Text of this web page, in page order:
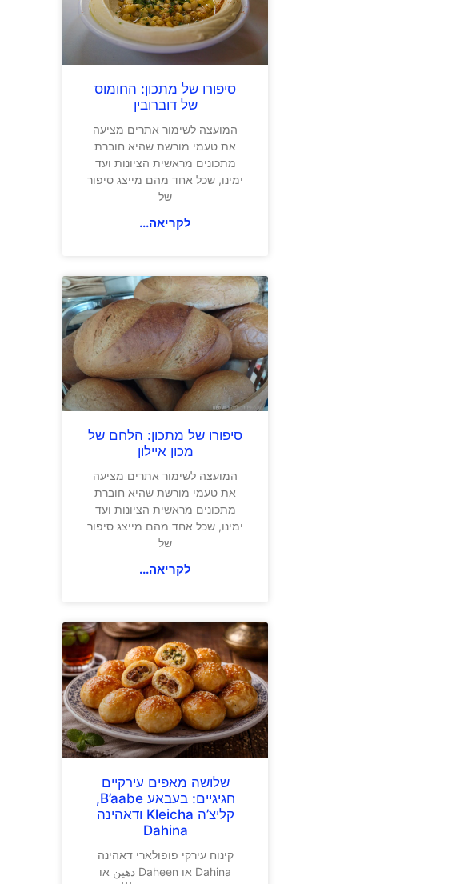
סיפורו של מתכון: החומוס
של דוברובין
המועצה לשימור אתרים מציעה
את טעמי מורשת שהיא חוברת
מתכונים מראשית הציונות ועד
ימינו, שכל אחד מהם מייצג סיפור
של
לקריאה...
סיפורו של מתכון: הלחם של
מכון איילון
המועצה לשימור אתרים מציעה
את טעמי מורשת שהיא חוברת
מתכונים מראשית הציונות ועד
ימינו, שכל אחד מהם מייצג סיפור
של
לקריאה...
שלושה מאפים עירקיים
חגיגיים: בעבאע B’aabe,
קליצ’ה Kleicha ודאהינה
Dahina
קינוח עירקי פופולארי דאהינה
Dahina או Daheen دهين או